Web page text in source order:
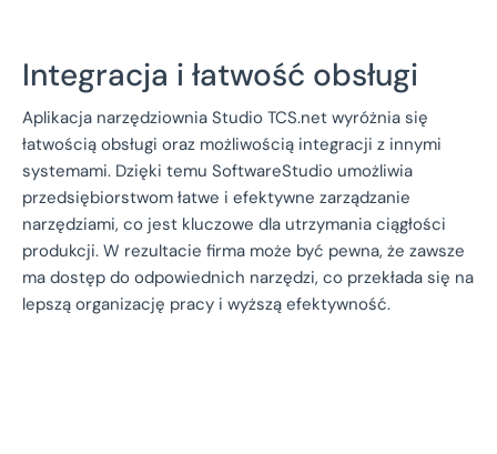
Integracja i łatwość obsługi
Aplikacja narzędziownia Studio TCS.net wyróżnia się
łatwością obsługi oraz możliwością integracji z innymi
systemami. Dzięki temu SoftwareStudio umożliwia
przedsiębiorstwom łatwe i efektywne zarządzanie
narzędziami, co jest kluczowe dla utrzymania ciągłości
produkcji. W rezultacie firma może być pewna, że zawsze
ma dostęp do odpowiednich narzędzi, co przekłada się na
lepszą organizację pracy i wyższą efektywność.